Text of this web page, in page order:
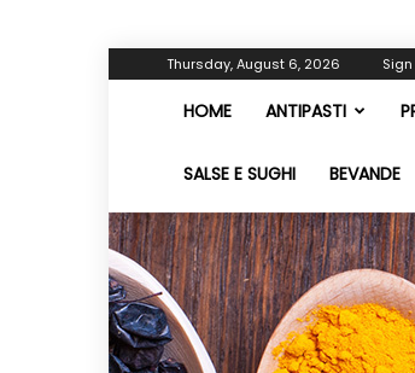
Thursday, August 6, 2026
HOME ANTIPASTI
SALSE E SUGHI BEVANDE